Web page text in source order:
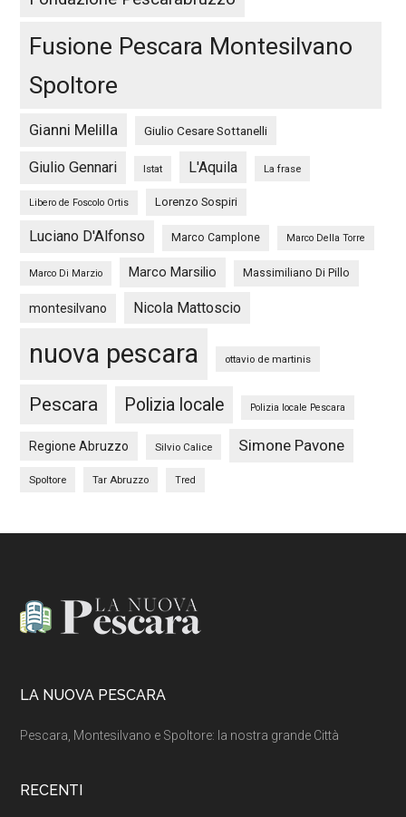
Fusione Pescara Montesilvano
Spoltore
Gianni Melilla Giulio Cesare Sottanelli
Giulio Gennari Istat L'Aquila La frase
Libero de Foscolo Ortis Lorenzo Sospiri
Luciano D'Alfonso Marco Camplone Marco Della Torre
Marco Di Marzio Marco Marsilio Massimiliano Di Pillo
montesilvano Nicola Mattoscio
nuova pescara ottavio de martinis
Pescara Polizia locale Polizia locale Pescara
Regione Abruzzo Silvio Calice Simone Pavone
Spoltore Tar Abruzzo Tred
Footer
LA NUOVA PESCARA
Pescara, Montesilvano e Spoltore: la nostra grande Città
RECENTI